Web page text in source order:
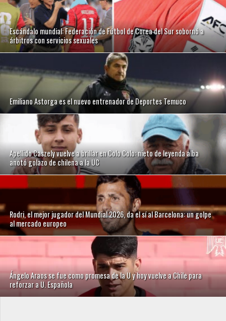
Escándalo mundial: Federación de Fútbol de Corea del Sur sobornó a
árbitros con servicios sexuales
Emiliano Astorga es el nuevo entrenador de Deportes Temuco
Apellido Caszely vuelve a brillar en Colo Colo: nieto de leyenda alba
anotó golazo de chilena a la UC
Rodri, el mejor jugador del Mundial 2026, da el sí al Barcelona: un golpe
al mercado europeo
Ángelo Araos se fue como promesa de la U y hoy vuelve a Chile para
reforzar a U. Española